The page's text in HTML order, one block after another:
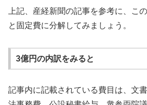
上記、産経新聞の記事を参考に、こ
と固定費に分解してみましょう。
3億円の内訳をみると
記事内に記載されている費目は、文